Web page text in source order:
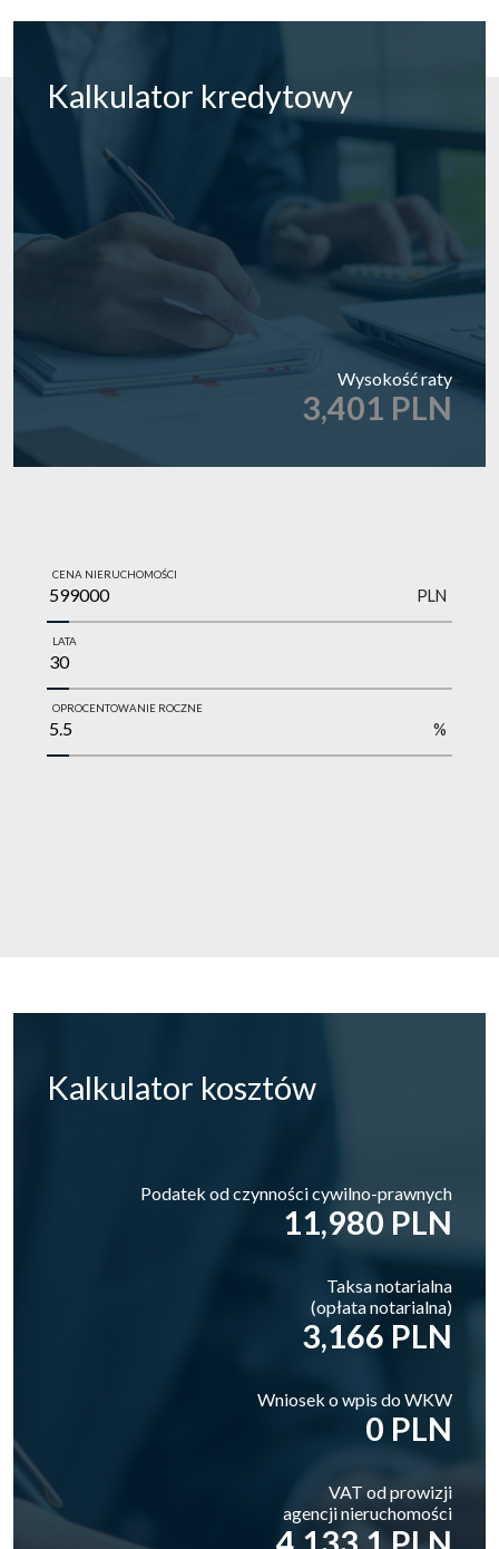
Kalkulator kredytowy
Wysokość raty
3,401 PLN
CENA NIERUCHOMOŚCI
PLN
LATA
OPROCENTOWANIE ROCZNE
%
Kalkulator kosztów
Podatek od czynności cywilno-prawnych
11,980 PLN
Taksa notarialna
(opłata notarialna)
3,166 PLN
Wniosek o wpis do WKW
0 PLN
VAT od prowizji
agencji nieruchomości